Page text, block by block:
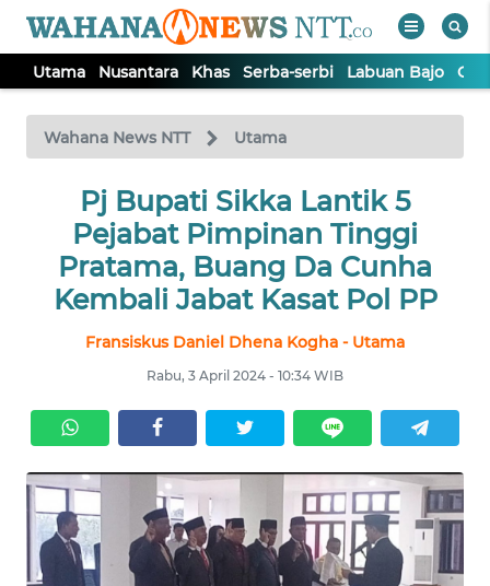
Utama Nusantara Khas Serba-serbi Labuan Bajo
Wahana News NTT Utama
Pj Bupati Sikka Lantik 5
Pejabat Pimpinan Tinggi
Pratama, Buang Da Cunha
Kembali Jabat Kasat Pol PP
Fransiskus Daniel Dhena Kogha - Utama
Rabu, 3 April 2024 - 10:34 WIB
TV
Tutup
UTAMA
NUSANTARA
SERBI
LABUAN
BAJO
OPINI